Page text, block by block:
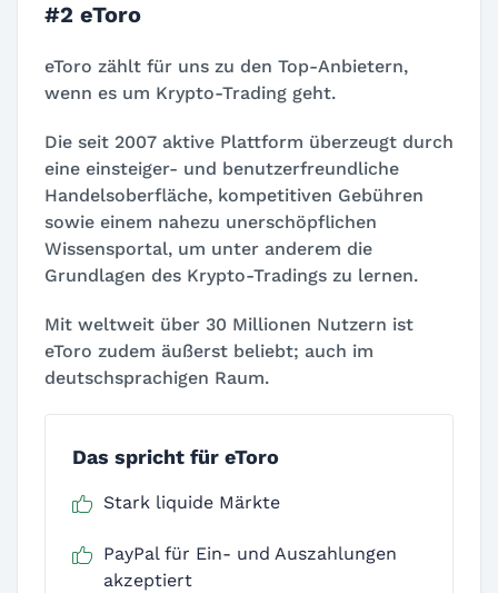
#2 eToro
eToro zählt für uns zu den Top-Anbietern,
wenn es um Krypto-Trading geht.
Die seit 2007 aktive Plattform überzeugt durch
eine einsteiger- und benutzerfreundliche
Handelsoberfläche, kompetitiven Gebühren
sowie einem nahezu unerschöpflichen
Wissensportal, um unter anderem die
Grundlagen des Krypto-Tradings zu lernen.
Mit weltweit über 30 Millionen Nutzern ist
eToro zudem äußerst beliebt; auch im
deutschsprachigen Raum.
Das spricht für eToro
Stark liquide Märkte
PayPal für Ein- und Auszahlungen
akzeptiert